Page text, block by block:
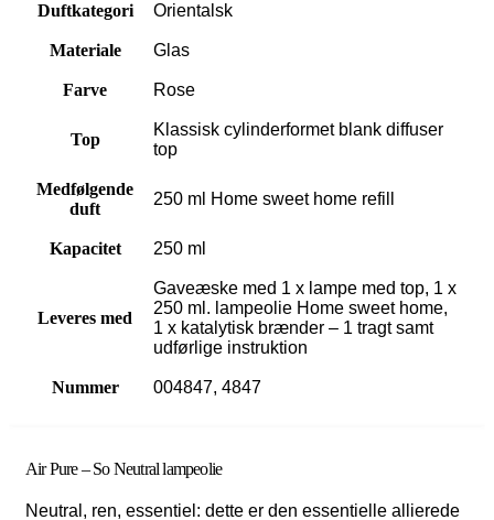
Duftkategori Orientalsk
Materiale Glas
Farve Rose
Top
Klassisk cylinderformet blank diffuser
top
Medfølgende
duft
250 ml Home sweet home refill
Kapacitet 250 ml
Leveres med
Gaveæske med 1 x lampe med top, 1 x
250 ml. lampeolie Home sweet home,
1 x katalytisk brænder – 1 tragt samt
udførlige instruktion
Nummer 004847, 4847
Air Pure – So Neutral lampeolie
Neutral, ren, essentiel: dette er den essentielle allierede